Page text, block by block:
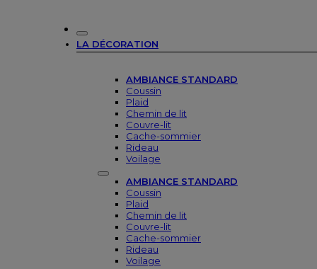
LA DÉCORATION
AMBIANCE STANDARD
Coussin
Plaid
Chemin de lit
Couvre-lit
Cache-sommier
Rideau
Voilage
AMBIANCE STANDARD
Coussin
Plaid
Chemin de lit
Couvre-lit
Cache-sommier
Rideau
Voilage